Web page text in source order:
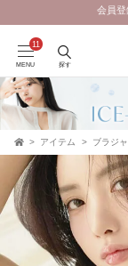
会員
MENU 探す
アイテム ブラジ